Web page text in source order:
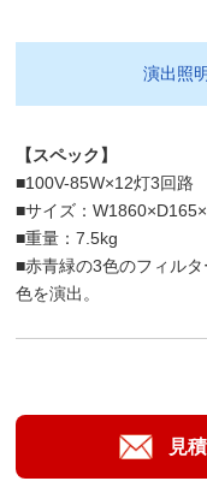
演出照
【スペック】
■100V-85W×12灯3回路
■サイズ：
■重量：7.5kg
■赤青緑の3色のフィル
色を演出。